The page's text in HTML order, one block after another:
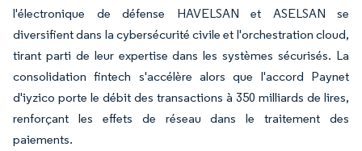
l'électronique de défense HAVELSAN et ASELSAN se
diversifient dans la cybersécurité civile et l'orchestration cloud,
tirant parti de leur expertise dans les systèmes sécurisés. La
consolidation fintech s'accélère alors que l'accord Paynet
d'iyzico porte le débit des transactions à 350 milliards de lires,
renforçant les effets de réseau dans le traitement des
paiements.